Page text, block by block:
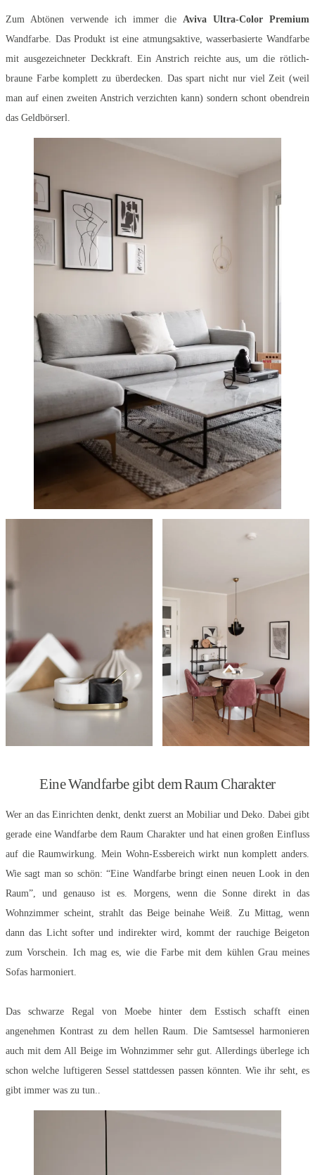
Zum Abtönen verwende ich immer die Aviva Ultra-Color Premium
Wandfarbe. Das Produkt ist eine atmungsaktive, wasserbasierte Wandfarbe
mit ausgezeichneter Deckkraft. Ein Anstrich reichte aus, um die rötlich-
braune Farbe komplett zu überdecken. Das spart nicht nur viel Zeit (weil
man auf einen zweiten Anstrich verzichten kann) sondern schont obendrein
das Geldbörserl.
Eine Wandfarbe gibt dem Raum Charakter
Wer an das Einrichten denkt, denkt zuerst an Mobiliar und Deko. Dabei gibt
gerade eine Wandfarbe dem Raum Charakter und hat einen großen Einfluss
auf die Raumwirkung. Mein Wohn-Essbereich wirkt nun komplett anders.
Wie sagt man so schön: “Eine Wandfarbe bringt einen neuen Look in den
Raum”, und genauso ist es. Morgens, wenn die Sonne direkt in das
Wohnzimmer scheint, strahlt das Beige beinahe Weiß. Zu Mittag, wenn
dann das Licht softer und indirekter wird, kommt der rauchige Beigeton
zum Vorschein. Ich mag es, wie die Farbe mit dem kühlen Grau meines
Sofas harmoniert.
Das schwarze Regal von Moebe hinter dem Esstisch schafft einen
angenehmen Kontrast zu dem hellen Raum. Die Samtsessel harmonieren
auch mit dem All Beige im Wohnzimmer sehr gut. Allerdings überlege ich
schon welche luftigeren Sessel stattdessen passen könnten. Wie ihr seht, es
gibt immer was zu tun..